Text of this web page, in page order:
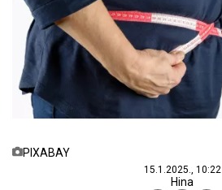
PIXABAY
15.1.2025., 10:22
Hina